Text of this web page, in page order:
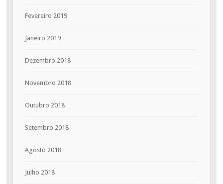
Fevereiro 2019
Janeiro 2019
Dezembro 2018
Novembro 2018
Outubro 2018
Setembro 2018
Agosto 2018
Julho 2018